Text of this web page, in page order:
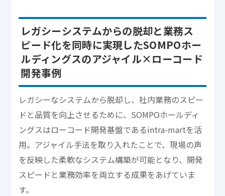
レガシーシステムからの脱却と業務ス
ピード化を同時に実現したSOMPOホー
ルディングスのアジャイル×ローコード
開発事例
レガシーなシステムから脱却し、社内業務のスピー
ドと品質を向上させるために、SOMPOホールディ
ングスはローコード開発基盤であるintra-martを活
用。アジャイル手法を取り入れたことで、現場の声
を反映した柔軟なシステム構築が可能となり、開発
スピードと業務効率を両立する成果をあげていま
す。